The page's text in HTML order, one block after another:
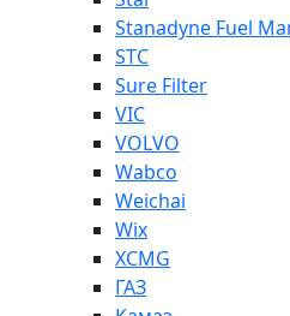
Stanadyne Fuel
STC
Sure Filter
VIC
VOLVO
Wabco
Weichai
Wix
XCMG
ГАЗ